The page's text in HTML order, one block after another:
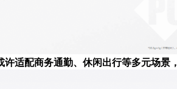
适配商务通勤、休闲出行等多元场景，